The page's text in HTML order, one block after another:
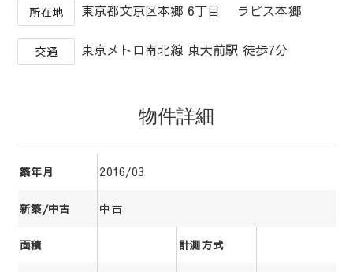
所在地 東京都文京区本郷 6丁目 ラピス本郷
交通 東京メトロ南北線 東大前駅 徒歩7分
物件詳細
築年月 2016/03
新築/中古 中古
面積 計測方式